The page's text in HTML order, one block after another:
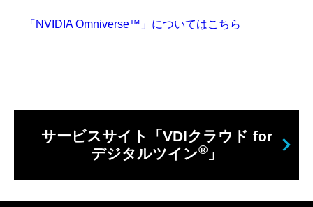
「NVIDIA Omniverse™」についてはこちら
サービスサイト「VDIクラウド for
デジタルツイン® 」